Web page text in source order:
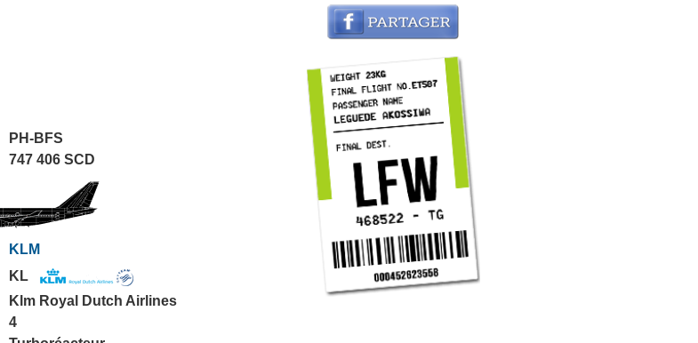
PH-BFS
747 406 SCD
KLM
KL
Klm Royal Dutch Airlines
4